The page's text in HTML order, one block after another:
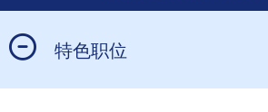
特色职位